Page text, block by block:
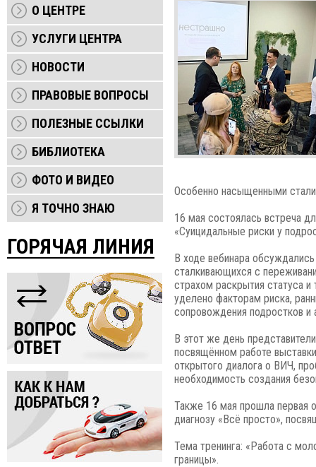
О ЦЕНТРЕ
УСЛУГИ ЦЕНТРА
НОВОСТИ
ПРАВОВЫЕ ВОПРОСЫ
ПОЛЕЗНЫЕ ССЫЛКИ
БИБЛИОТЕКА
ФОТО И ВИДЕО
Я ТОЧНО ЗНАЮ
ГОРЯЧАЯ ЛИНИЯ
Особенно насыщенными
16 мая состоялась встреча
«Суицидальные риски у
В ходе вебинара
сталкивающихся с
страхом раскрытия статуса
уделено факторам риска,
сопровождения подростков
В этот же день
посвящённом работе
открытого диалога о ВИЧ,
необходимость создания
Также 16 мая прошла первая
диагнозу «Всё просто»,
Тема тренинга: «Работа с
границы».